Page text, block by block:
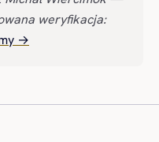
weryfikacja:
→